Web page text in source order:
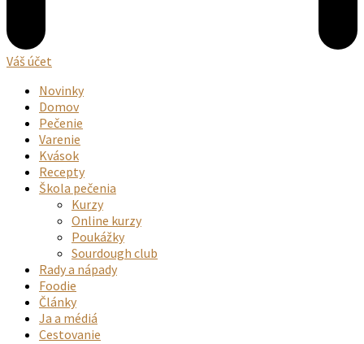
Váš účet
Novinky
Domov
Pečenie
Varenie
Kvások
Recepty
Škola pečenia
Kurzy
Online kurzy
Poukážky
Sourdough club
Rady a nápady
Foodie
Články
Ja a médiá
Cestovanie